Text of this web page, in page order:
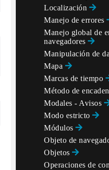
Localización
Manejo de errores
Manejo global de
navegadores
Manipulación de
Mapa
Marcas de tiempo
Método de
Modales - Avisos
Modo estricto
Módulos
Objeto de
Objetos
Operaciones de